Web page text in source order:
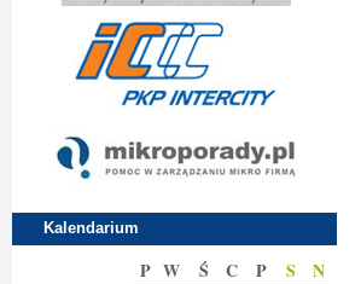
Kalendarium
P W Ś C P S N